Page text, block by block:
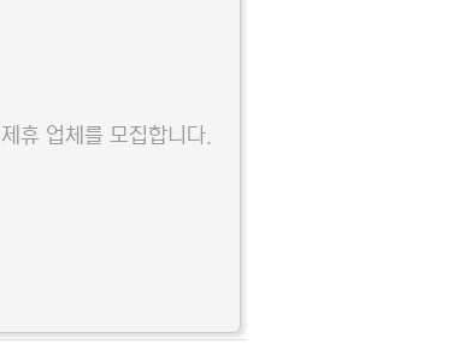
제휴 업체를 모집합니다.